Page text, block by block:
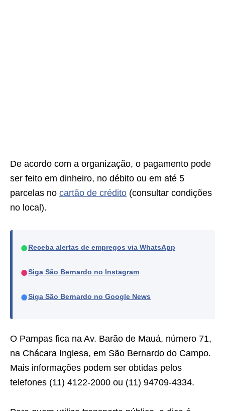
De acordo com a organização, o pagamento pode
ser feito em dinheiro, no débito ou em até 5
parcelas no cartão de crédito (consultar condições
no local).
● Receba alertas de empregos via WhatsApp
●Siga São Bernardo no Instagram
●Siga São Bernardo no Google News
O Pampas fica na Av. Barão de Mauá, número 71,
na Chácara Inglesa, em São Bernardo do Campo.
Mais informações podem ser obtidas pelos
telefones (11) 4122-2000 ou (11) 94709-4334.